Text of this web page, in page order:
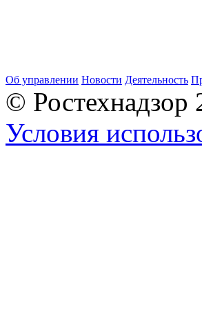
Об управлении Новости Деятельность
©
Условия